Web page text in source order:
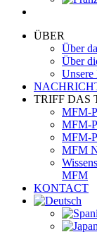
ÜBER
Über
Über
Unsere
TRIFF DAS
MFM-
MFM-
MFM-
MFM
MFM
KONTACT